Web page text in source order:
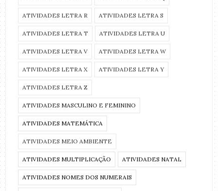
ATIVIDADES LETRA R ATIVIDADES LETRA S
ATIVIDADES LETRA T ATIVIDADES LETRA U
ATIVIDADES LETRA V ATIVIDADES LETRA W
ATIVIDADES LETRA X ATIVIDADES LETRA Y
ATIVIDADES LETRA Z
ATIVIDADES MASCULINO E FEMININO
ATIVIDADES MATEMÁTICA
ATIVIDADES MEIO AMBIENTE
ATIVIDADES MULTIPLICAÇÃO ATIVIDADES NATAL
ATIVIDADES NOMES DOS NUMERAIS